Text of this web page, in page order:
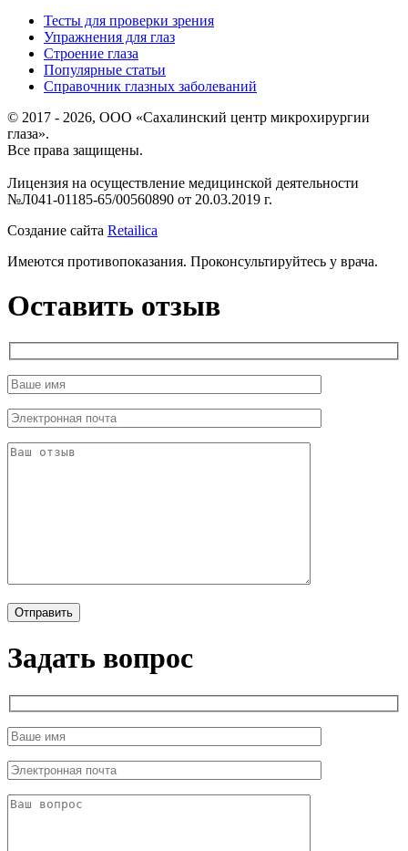
Тесты для проверки зрения
Упражнения для глаз
Строение глаза
Популярные статьи
Справочник глазных заболеваний
© 2017 - 2026, ООО «Сахалинский центр микрохирургии
глаза».
Все права защищены.
Лицензия на осуществление медицинской деятельности
№Л041-01185-65/00560890 от 20.03.2019 г.
Создание сайта Retailica
Имеются противопоказания. Проконсультируйтесь у врача.
Оставить отзыв
Задать вопрос